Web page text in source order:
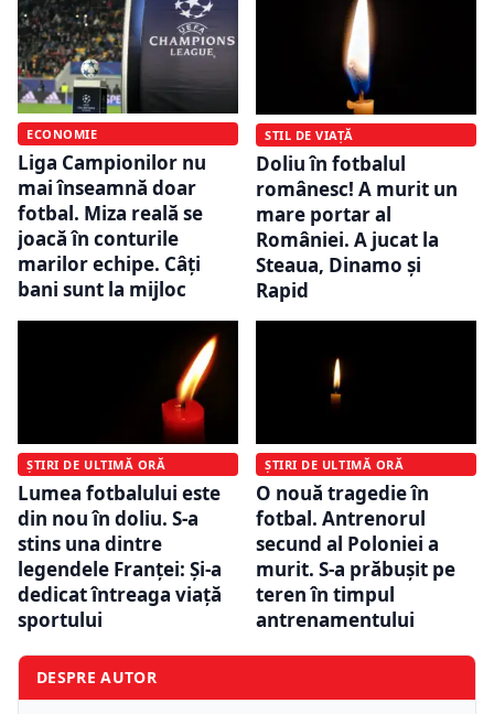
ECONOMIE
Liga Campionilor nu
mai înseamnă doar
fotbal. Miza reală se
joacă în conturile
marilor echipe. Câți
bani sunt la mijloc
STIL DE VIAȚĂ
Doliu în fotbalul
românesc! A murit un
mare portar al
României. A jucat la
Steaua, Dinamo şi
Rapid
ȘTIRI DE ULTIMĂ ORĂ
Lumea fotbalului este
din nou în doliu. S-a
stins una dintre
legendele Franței: Și-a
dedicat întreaga viaţă
sportului
ȘTIRI DE ULTIMĂ ORĂ
O nouă tragedie în
fotbal. Antrenorul
secund al Poloniei a
murit. S-a prăbușit pe
teren în timpul
antrenamentului
DESPRE AUTOR